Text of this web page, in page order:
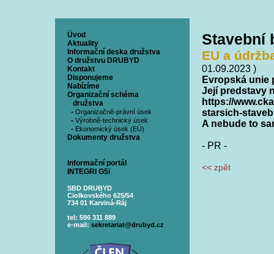
Úvod
Aktuality
Informační deska družstva
O družstvu DRUBYD
Kontakt
Disponujeme
Nabízíme
Organizační schéma
družstva
- Organizačně-právní úsek
- Výrobně-technický úsek
- Ekonomický úsek (EÚ)
Dokumenty družstva
Informační portál
INTEGRI G5i
SBD DRUBYD
Ciolkovského 625/54
734 01 Karviná-Ráj
tel: 596 311 889
e-mail: sekretariat@drubyd.cz
Stavební
EU a
01.09.2023 )
Evropská unie
Její predstavy
https://
starsich-staveb
A nebude to
- PR -
<< zpět